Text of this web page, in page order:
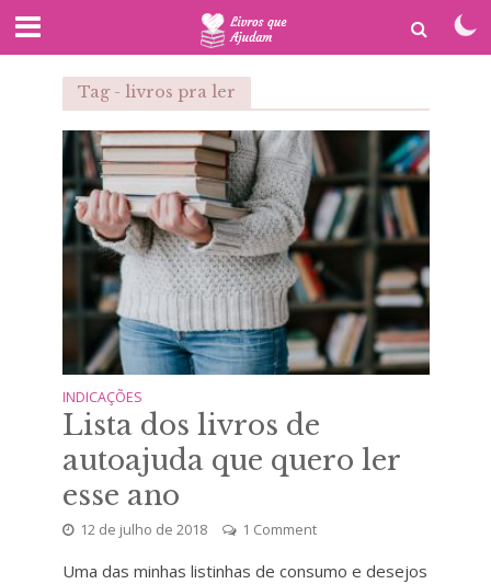
Tag - livros pra ler
INDICAÇÕES
Lista dos livros de
autoajuda que quero ler
esse ano
12 de julho de 2018 1 Comment
Uma das minhas listinhas de consumo e desejos